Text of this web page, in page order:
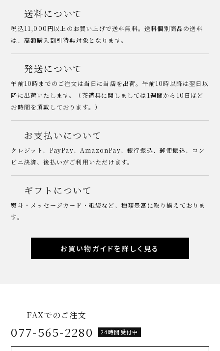
送料について
税込11,000円以上のお買い上げで送料無料。送料個別商品の送料
は、高額購入割引特典対象となります。
発送について
午前10時までのご注文は当日に当店を出荷。午前10時以降は翌日以
降に出荷いたします。（茶道具に関しましては1週間から10日ほど
お時間を頂戴しております。）
お支払いについて
クレジット、PayPay、AmazonPay、銀行振込、郵便振込、コン
ビニ決済、後払いがご利用いただけます。
ギフトについて
熨斗・メッセージカード・紙袋など、種類豊富に取り揃えておりま
す。
お買い物ガイドを詳しく見る
FAXでのご注文
077-565-2280 24時間受付中